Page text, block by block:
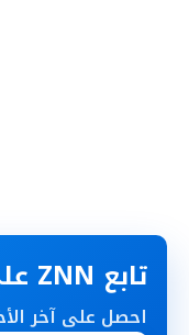
تابع ZNN على تيليغرام
احصل على آخر